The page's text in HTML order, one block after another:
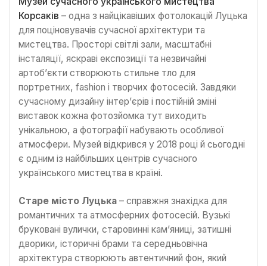
Корсаків – одна з найцікавіших фотолокацій Луцька
для поціновувачів сучасної архітектури та
мистецтва. Просторі світлі зали, масштабні
інсталяції, яскраві експозиції та незвичайні
артоб’єкти створюють стильне тло для
портретних, fashion і творчих фотосесій. Завдяки
сучасному дизайну інтер’єрів і постійній зміні
виставок кожна фотозйомка тут виходить
унікальною, а фотографії набувають особливої
атмосфери. Музей відкрився у 2018 році й сьогодні
є одним із найбільших центрів сучасного
українського мистецтва в країні.
Старе місто Луцька – справжня знахідка для
романтичних та атмосферних фотосесій. Вузькі
бруковані вулички, старовинні кам’яниці, затишні
дворики, історичні брами та середньовічна
архітектура створюють автентичний фон, який